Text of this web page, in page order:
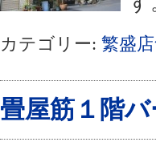
カテゴリー: 繁盛
畳屋筋１階